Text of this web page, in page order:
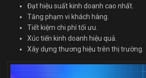
Đạt hiệu suất kinh doanh cao nhất.
Tăng phạm vi khách hàng.
Tiết kiệm chi phí tối ưu.
Xúc tiến kinh doanh hiệu quả.
Xây dựng thương hiệu trên thị trường.